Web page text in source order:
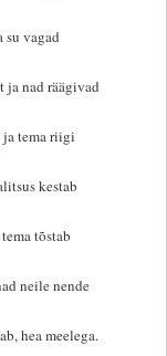
vagad
ja nad räägivad
ja tema riigi
kestab
tõstab
neile nende
hea meelega.